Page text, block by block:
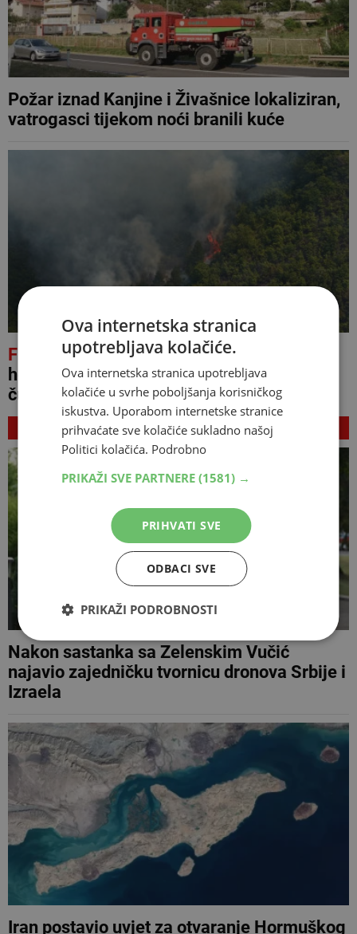
Požar iznad Kanjine i Živašnice lokaliziran,
vatrogasci tijekom noći branili kuće
FOTO
Teška borba s vatrom kod Konjica,
helikopter OS BiH u akciji, vatrogasci
čuvaju kuće
NAJNOVIJE
Nakon sastanka sa Zelenskim Vučić
najavio zajedničku tvornicu dronova Srbije i
Izraela
Iran postavio uvjet za otvaranje Hormuškog
Ova internetska stranica
upotrebljava kolačiće.
Ova internetska stranica upotrebljava
kolačiće u svrhe poboljšanja korisničkog
iskustva. Uporabom internetske stranice
prihvaćate sve kolačiće sukladno našoj
Politici kolačića. Podrobno
PRIKAŽI SVE PARTNERE (1581) →
PRIHVATI SVE
ODBACI SVE
PRIKAŽI PODROBNOSTI